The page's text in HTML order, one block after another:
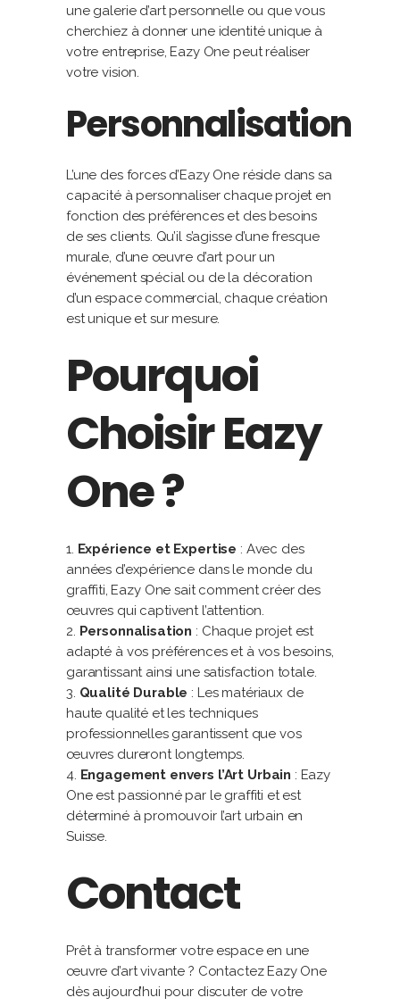
une galerie d’art personnelle ou que vous
cherchiez à donner une identité unique à
votre entreprise, Eazy One peut réaliser
votre vision.
Personnalisation
L’une des forces d’Eazy One réside dans sa
capacité à personnaliser chaque projet en
fonction des préférences et des besoins
de ses clients. Qu’il s’agisse d’une fresque
murale, d’une œuvre d’art pour un
événement spécial ou de la décoration
d’un espace commercial, chaque création
est unique et sur mesure.
Pourquoi
Choisir Eazy
One ?
Expérience et Expertise : Avec des
années d’expérience dans le monde du
graffiti, Eazy One sait comment créer des
œuvres qui captivent l’attention.
Personnalisation : Chaque projet est
adapté à vos préférences et à vos besoins,
garantissant ainsi une satisfaction totale.
Qualité Durable : Les matériaux de
haute qualité et les techniques
professionnelles garantissent que vos
œuvres dureront longtemps.
Engagement envers l’Art Urbain : Eazy
One est passionné par le graffiti et est
déterminé à promouvoir l’art urbain en
Suisse.
Contact
Prêt à transformer votre espace en une
œuvre d’art vivante ? Contactez Eazy One
dès aujourd’hui pour discuter de votre